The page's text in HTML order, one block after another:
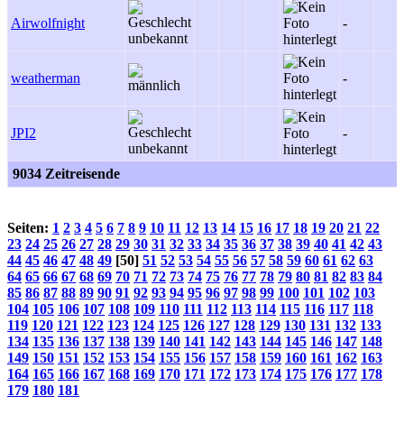
Airwolfnight -
weatherman -
JPI2 -
9034 Zeitreisende
Seiten: 1 2 3 4 5 6 7 8 9 10 11 12 13 14 15 16 17 18 19 20 21 22
23 24 25 26 27 28 29 30 31 32 33 34 35 36 37 38 39 40 41 42 43
44 45 46 47 48 49 [50] 51 52 53 54 55 56 57 58 59 60 61 62 63
64 65 66 67 68 69 70 71 72 73 74 75 76 77 78 79 80 81 82 83 84
85 86 87 88 89 90 91 92 93 94 95 96 97 98 99 100 101 102 103
104 105 106 107 108 109 110 111 112 113 114 115 116 117 118
119 120 121 122 123 124 125 126 127 128 129 130 131 132 133
134 135 136 137 138 139 140 141 142 143 144 145 146 147 148
149 150 151 152 153 154 155 156 157 158 159 160 161 162 163
164 165 166 167 168 169 170 171 172 173 174 175 176 177 178
179 180 181